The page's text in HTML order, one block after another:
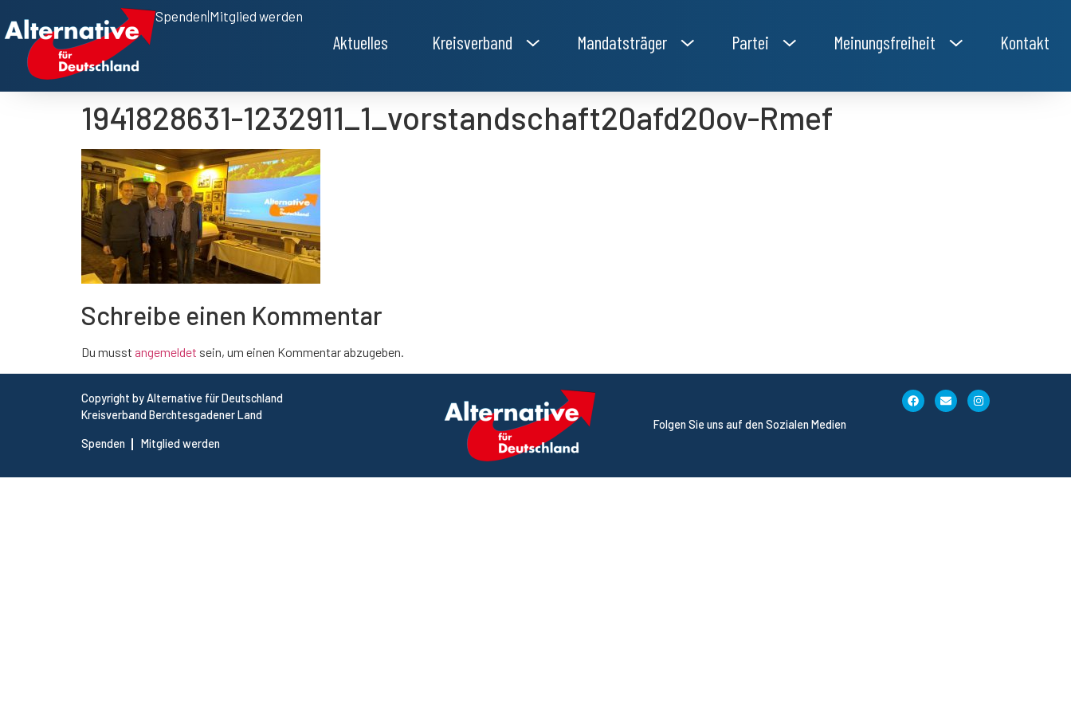
Spenden Mitglied werden
Aktuelles Kreisverband Mandatsträger Partei Meinungsfreiheit Kontakt
1941828631-1232911_1_vorstandschaft20afd20ov-Rmef
Schreibe einen Kommentar
Du musst angemeldet sein, um einen Kommentar abzugeben.
Copyright by Alternative für Deutschland
Kreisverband Berchtesgadener Land
Spenden Mitglied werden
Folgen Sie uns auf den Sozialen Medien